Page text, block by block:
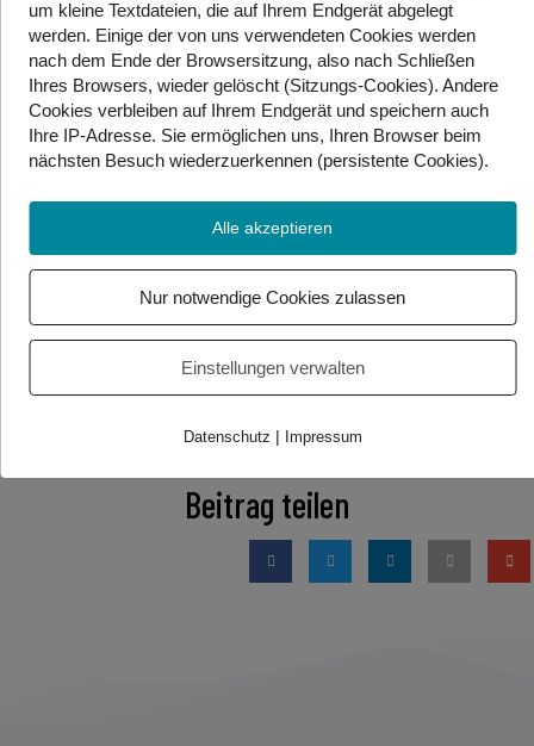
überhaupt zum Einsatz kommen.
Möglich sind etwa eine Ausweitung der Maskenpflicht
oder Einschränkungen bei Schulveranstaltungen oder
im Turn- bzw. Musikunterricht. In der
„Sicherheitsphase“ müssen alle Schülerinnen und
ungeimpfte Lehrer*innen auch im Klassenraum. Offen
ist auch noch, wie die Quarantäneregeln im Fall einer
Infektion von Schüler*innen bzw. Lehrkräften
Quelle: APA
Foto/Video Credits: APA / Gebärdenwelt.tv
Beitrag teilen
um kleine Textdateien, die auf Ihrem Endgerät abgelegt
werden. Einige der von uns verwendeten Cookies werden
nach dem Ende der Browsersitzung, also nach Schließen
Ihres Browsers, wieder gelöscht (Sitzungs-Cookies). Andere
Cookies verbleiben auf Ihrem Endgerät und speichern auch
Ihre IP-Adresse. Sie ermöglichen uns, Ihren Browser beim
nächsten Besuch wiederzuerkennen (persistente Cookies).
Alle akzeptieren
Nur notwendige Cookies zulassen
Einstellungen verwalten
Datenschutz | Impressum